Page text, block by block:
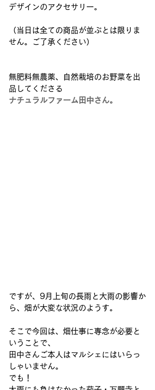
デザインのアクセサリー。
（当日は全ての商品が並ぶとは限りま
せん。ご了承ください）
無肥料無農薬、自然栽培のお野菜を出
品してくださる
ナチュラルファーム田中さん。
ですが、9月上旬の長雨と大雨の影響か
ら、畑が大変な状況のようす。
そこで今回は、畑仕事に専念が必要と
いうことで、
田中さんご本人はマルシェにはいらっ
しゃいません。
でも！